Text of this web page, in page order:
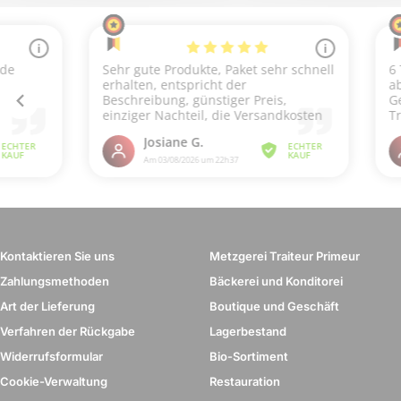
Kontaktieren Sie uns
Zahlungsmethoden
Art der Lieferung
Verfahren der Rückgabe
Widerrufsformular
Cookie-Verwaltung
Metzgerei Traiteur Primeur
Bäckerei und Konditorei
Boutique und Geschäft
Lagerbestand
Bio-Sortiment
Restauration